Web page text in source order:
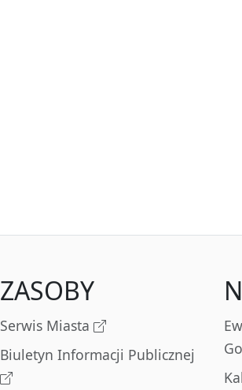
ZASOBY
Serwis Miasta
Biuletyn Informacji Publicznej